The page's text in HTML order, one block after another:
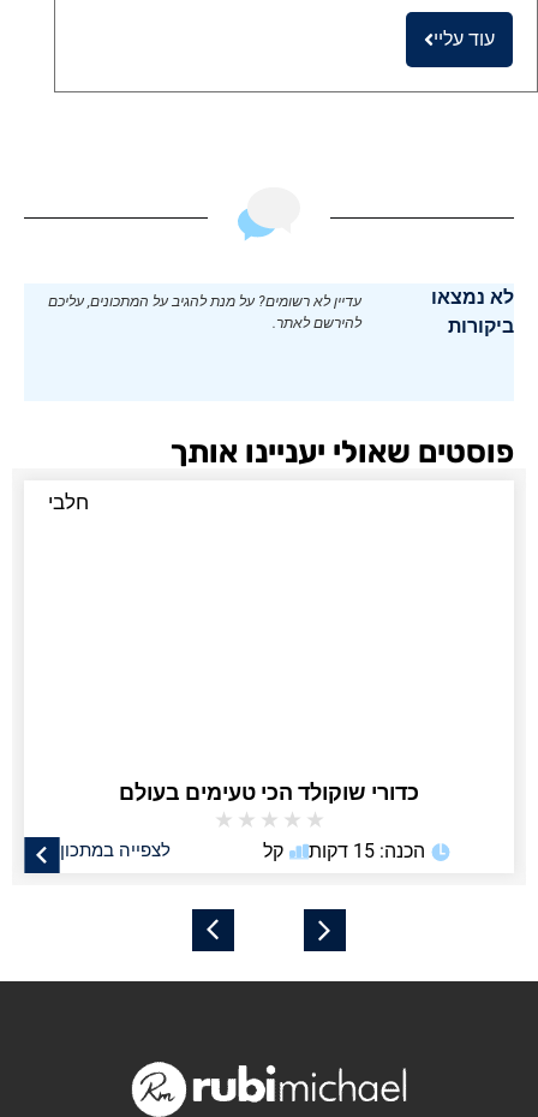
עוד עליי
לא נמצאו
ביקורות
עדיין לא רשומים? על מנת להגיב על המתכונים, עליכם
להירשם לאתר.
פוסטים שאולי יעניינו אותך
חלבי
כדורי שוקולד הכי טעימים בעולם
★
★
★
★
★
לצפייה במתכון הכנה: 15 דקות קל